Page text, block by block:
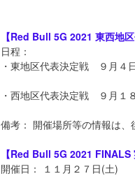
【Red Bull 5G 2021 東西地
日程：
・東地区代表決定戦 ９月４
・西地区代表決定戦 ９月１
備考： 開催場所等の情報は
【Red Bull 5G 2021 FINALS
開催日： １１月２７日(土)